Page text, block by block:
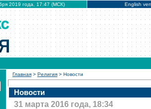
2019 года, 17:47 (МСК) English
Главная > Религия > Новости
Новости
31 марта 2016 года, 18:34